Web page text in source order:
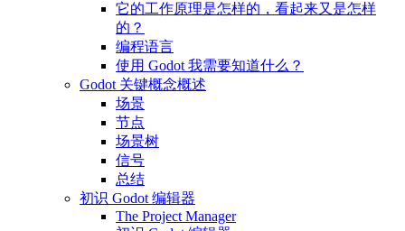
它的工作原理是怎样的，看起来又是怎样
的？
编程语言
使用 Godot 我需要知道什么？
Godot 关键概念概述
场景
节点
场景树
信号
总结
初识 Godot 编辑器
The Project Manager